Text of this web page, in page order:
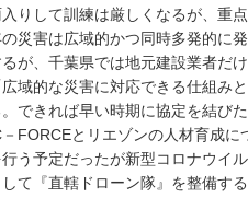
りして訓練は厳しくなるが、重
災害は広域的かつ同時多発的に
が、千葉県では地元建設業者だ
域的な災害に対応できる仕組み
。できれば早い時期に協定を結びた
FORCEとリエゾンの人材育成に
う予定だったが新型コロナウイ
て『直轄ドローン隊』を整備す